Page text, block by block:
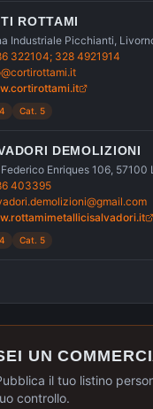
ROTTAMI
Industriale Picchianti,
322104; 328 4921914
Cat. 5
DEMOLIZIONI
Enriques 106, 57100
403395
Cat. 5
UN
il tuo listino
controllo.